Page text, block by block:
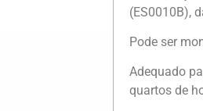
(ES0010B),
Pode ser
Adequado
quartos de